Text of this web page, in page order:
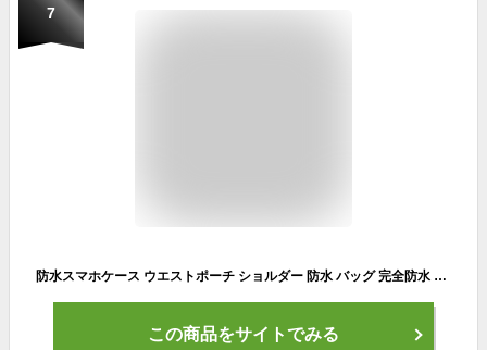
7
防水スマホケース ウエストポーチ ショルダー 防水 バッグ 完全防水 スマホ 防水ケース プール ドライバッグ 海 アウトドア 小物入れ マリンスポーツ 海 川遊び スポーツ 防災 防水ポーチ
この商品をサイトでみる